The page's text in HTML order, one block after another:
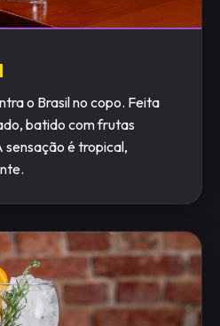
o Brasil no copo. Feita
batido com frutas
sensação é tropical,